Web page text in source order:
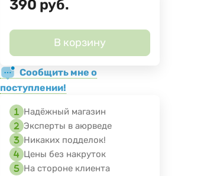
390 руб.
В корзину
Сообщить мне о
поступлении!
Надёжный магазин
Эксперты в аюрведе
Никаких подделок!
Цены без накруток
На стороне клиента